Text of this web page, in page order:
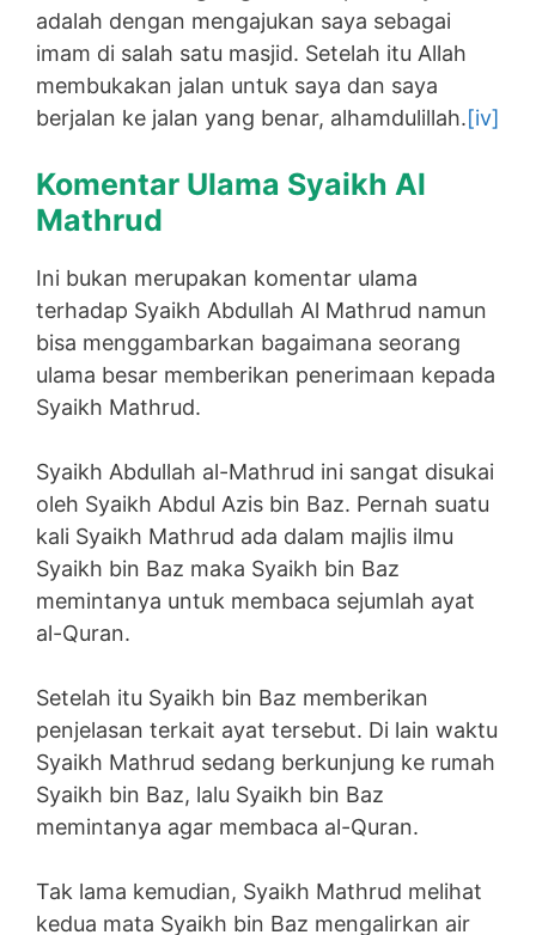
adalah dengan mengajukan saya sebagai
imam di salah satu masjid. Setelah itu Allah
membukakan jalan untuk saya dan saya
berjalan ke jalan yang benar, alhamdulillah.[iv]
Komentar Ulama Syaikh Al
Mathrud
Ini bukan merupakan komentar ulama
terhadap Syaikh Abdullah Al Mathrud namun
bisa menggambarkan bagaimana seorang
ulama besar memberikan penerimaan kepada
Syaikh Mathrud.
Syaikh Abdullah al-Mathrud ini sangat disukai
oleh Syaikh Abdul Azis bin Baz. Pernah suatu
kali Syaikh Mathrud ada dalam majlis ilmu
Syaikh bin Baz maka Syaikh bin Baz
memintanya untuk membaca sejumlah ayat
al-Quran.
Setelah itu Syaikh bin Baz memberikan
penjelasan terkait ayat tersebut. Di lain waktu
Syaikh Mathrud sedang berkunjung ke rumah
Syaikh bin Baz, lalu Syaikh bin Baz
memintanya agar membaca al-Quran.
Tak lama kemudian, Syaikh Mathrud melihat
kedua mata Syaikh bin Baz mengalirkan air